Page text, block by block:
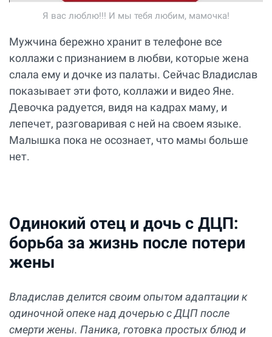
Я вас люблю!!! И мы тебя любим, мамочка!
Мужчина бережно хранит в телефоне все
коллажи с признанием в любви, которые жена
слала ему и дочке из палаты. Сейчас Владислав
показывает эти фото, коллажи и видео Яне.
Девочка радуется, видя на кадрах маму, и
лепечет, разговаривая с ней на своем языке.
Малышка пока не осознает, что мамы больше
нет.
Одинокий отец и дочь с ДЦП:
борьба за жизнь после потери
жены
Владислав делится своим опытом адаптации к
одиночной опеке над дочерью с ДЦП после
смерти жены. Паника, готовка простых блюд и